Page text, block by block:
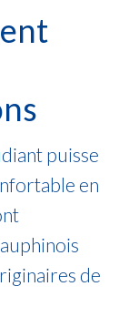
puisse
en
de